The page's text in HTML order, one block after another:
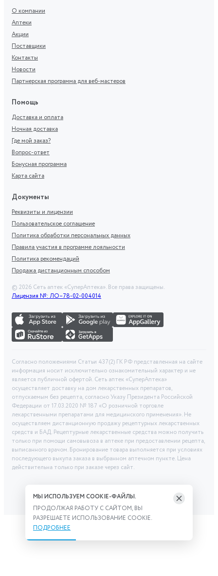
О компании
Аптеки
Акции
Поставщики
Контакты
Новости
Партнерская программа для веб-мастеров
Помощь
Доставка и оплата
Ночная доставка
Где мой заказ?
Вопрос-ответ
Бонусная программа
Карта сайта
Документы
Реквизиты и лицензии
Пользовательское соглашение
Политика обработки персональных данных
Правила участия в программе лояльности
Политика рекомендаций
Продажа дистанционным способом
© 2026 Сеть аптек «СуперАптека». Все права защищены.
Лицензия №: ЛО–78-02-004014
Согласно положениями Статьи 437(2) ГК РФ представленная на сайте
информация носит исключительно ознакомительный характер и не
является публичной офертой. Сеть аптек «СуперАптека»
осуществляет доставку на дом лекарственных препаратов,
отпускаемым без рецепта, согласно Указу Президента Российской
Федерации от 17.03.2020 № 187 «О розничной торговле
лекарственными препаратами для медицинского применения». Не
осуществляем дистанционную продажу рецептурных лекарственных
средств и БАД. Рецептурные лекарственные средства можно получить
только при помощи самовывоза в аптеке при предоставлении рецепта,
выписанного врачом. Бронирование товара выполняется при условиях
последующего выкупа заказа в выбранном аптечном пункте. Цена
действительна только при заказе через сайт.
МЫ ИСПОЛЬЗУЕМ COOKIE-ФАЙЛЫ.
ПРОДОЛЖАЯ РАБОТУ С САЙТОМ, ВЫ
РАЗРЕШАЕТЕ ИСПОЛЬЗОВАНИЕ COOKIE.
ПОДРОБНЕЕ